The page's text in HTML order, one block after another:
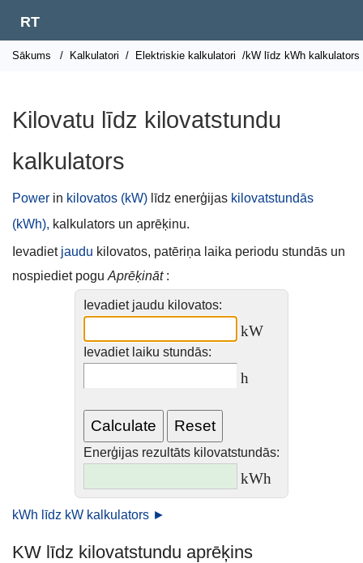
RT
Sākums / Kalkulatori / Elektriskie kalkulatori /kW līdz kWh kalkulators
Kilovatu līdz kilovatstundu
kalkulators
Power in kilovatos (kW) līdz enerģijas kilovatstundās
(kWh), kalkulators un aprēķinu.
Ievadiet jaudu kilovatos, patēriņa laika periodu stundās un
nospiediet pogu Aprēķināt:
Ievadiet jaudu kilovatos:
kW
Ievadiet laiku stundās:
h
Enerģijas rezultāts kilovatstundās:
kWh
kWh līdz kW kalkulators ►
KW līdz kilovatstundu aprēķins